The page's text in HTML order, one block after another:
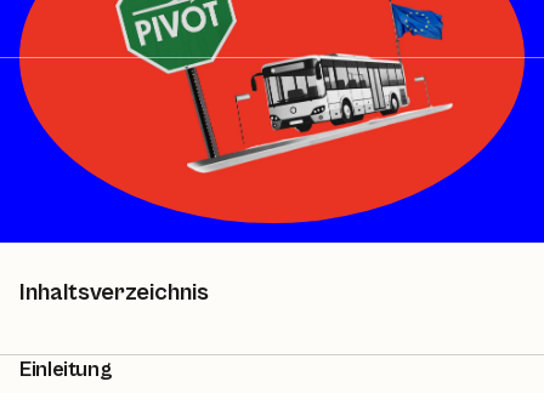
Inhaltsverzeichnis
Einleitung